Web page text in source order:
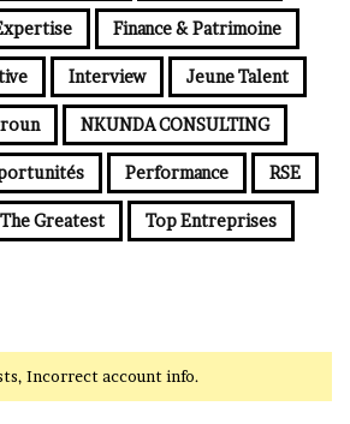
Finance & Patrimoine
Interview Jeune Talent
NKUNDA CONSULTING
Performance RSE
The Greatest Top Entreprises
Incorrect account info.